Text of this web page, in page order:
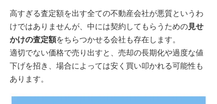
高すぎる査定額を出す全ての不動産会社が悪質というわ
けではありませんが、中には契約してもらうための見せ
かけの査定額をちらつかせる会社も存在します。
適切でない価格で売り出すと、売却の長期化や過度な値
下げを招き、場合によっては安く買い叩かれる可能性も
あります。